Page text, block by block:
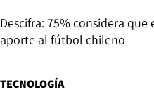
Descifra: 75% considera
aporte al fútbol chileno
TECNOLOGÍA